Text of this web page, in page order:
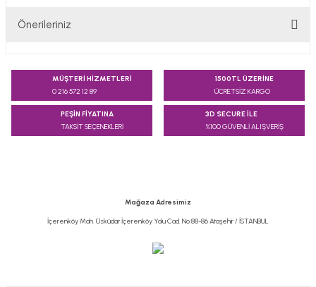
Önerileriniz
konularda yetersiz gördüğünüz noktaları öneri formunu
kullanarak tarafımıza iletebilirsiniz.
Ürün resmi kalitesiz, bozuk veya görüntülenemiyor.
MÜŞTERİ HİZMETLERİ
0 216 572 12 89
1500TL ÜZERİNE
ÜCRETSİZ KARGO
PEŞİN FİYATINA
TAKSİT SEÇENEKLERİ
3D SECURE İLE
%100 GÜVENLİ ALIŞVERİŞ
Mağaza Adresimiz
İçerenköy Mah. Üsküdar İçerenköy Yolu Cad. No:88-86 Ataşehir / İSTANBUL